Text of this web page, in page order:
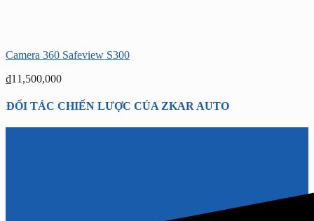
Camera 360 Safeview S300
₫11,500,000
ĐỐI TÁC CHIẾN LƯỢC CỦA ZKAR AUTO